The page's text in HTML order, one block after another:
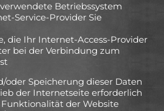
Betriebssystem
Service-Provider Sie
die Ihr Internet-Access-Provider
bei der Verbindung zum
oder Speicherung dieser Daten
der Internetseite erforderlich
der Website